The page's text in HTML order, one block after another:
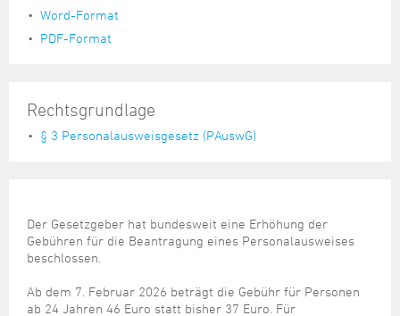
Word-Format
PDF-Format
Rechtsgrundlage
§ 3 Personalausweisgesetz (PAuswG)
Der Gesetzgeber hat bundesweit eine Erhöhung der
Gebühren für die Beantragung eines Personalausweises
beschlossen.
Ab dem 7. Februar 2026 beträgt die Gebühr für Personen
ab 24 Jahren 46 Euro statt bisher 37 Euro. Für